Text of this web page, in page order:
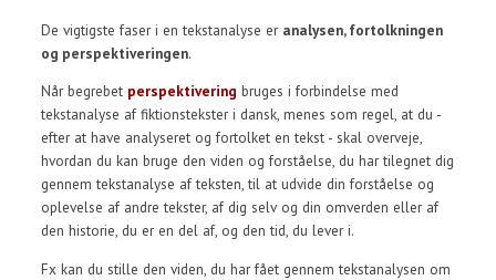
De vigtigste faser i en tekstanalyse er analysen, fortolkningen
og perspektiveringen.
Når begrebet perspektivering bruges i forbindelse med
tekstanalyse af fiktionstekster i dansk, menes som regel, at du -
efter at have analyseret og fortolket en tekst - skal overveje,
hvordan du kan bruge den viden og forståelse, du har tilegnet dig
gennem tekstanalyse af teksten, til at udvide din forståelse og
oplevelse af andre tekster, af dig selv og din omverden eller af
den historie, du er en del af, og den tid, du lever i.
Fx kan du stille den viden, du har fået gennem tekstanalysen om